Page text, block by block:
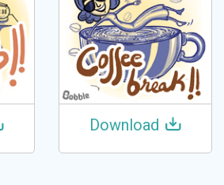
Download